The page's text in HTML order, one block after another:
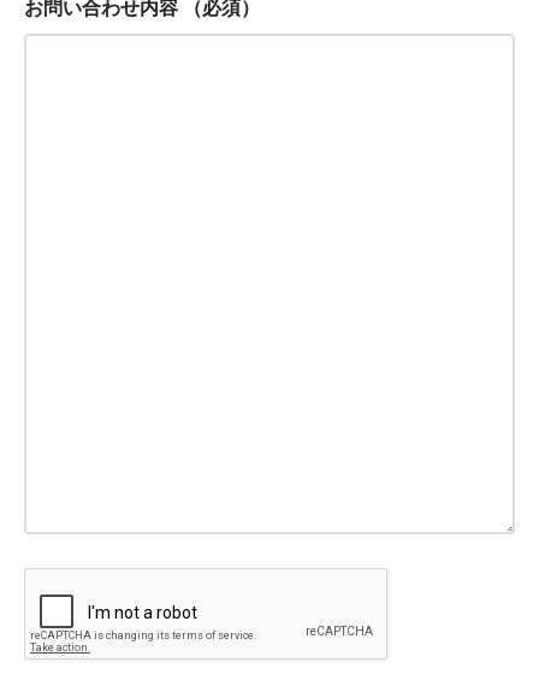
お問い合わせ内容 （必須）